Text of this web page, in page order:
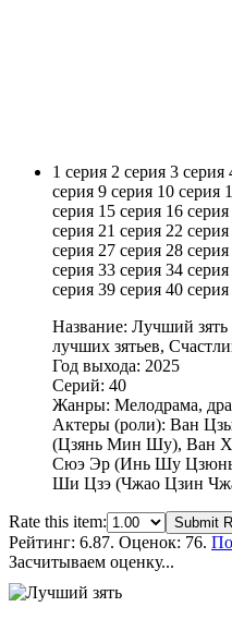
1 серия 2 серия 3 серия
серия 9 серия 10 серия
серия 15 серия 16 серия
серия 21 серия 22 серия
серия 27 серия 28 серия
серия 33 серия 34 серия
серия 39 серия 40 серия
Название: Лучший
лучших зятьев,
Год выхода: 2025
Серий: 40
Жанры: Мелодрама,
Актеры (роли): Ван
(Цзянь Мин Шу), Ван
Сюэ Эр (Инь Шу
Ши Цзэ (Чжао Цзин
Rate this item: Submit
Рейтинг: 6.87. Оценок: 76.
Засчитываем оценку...